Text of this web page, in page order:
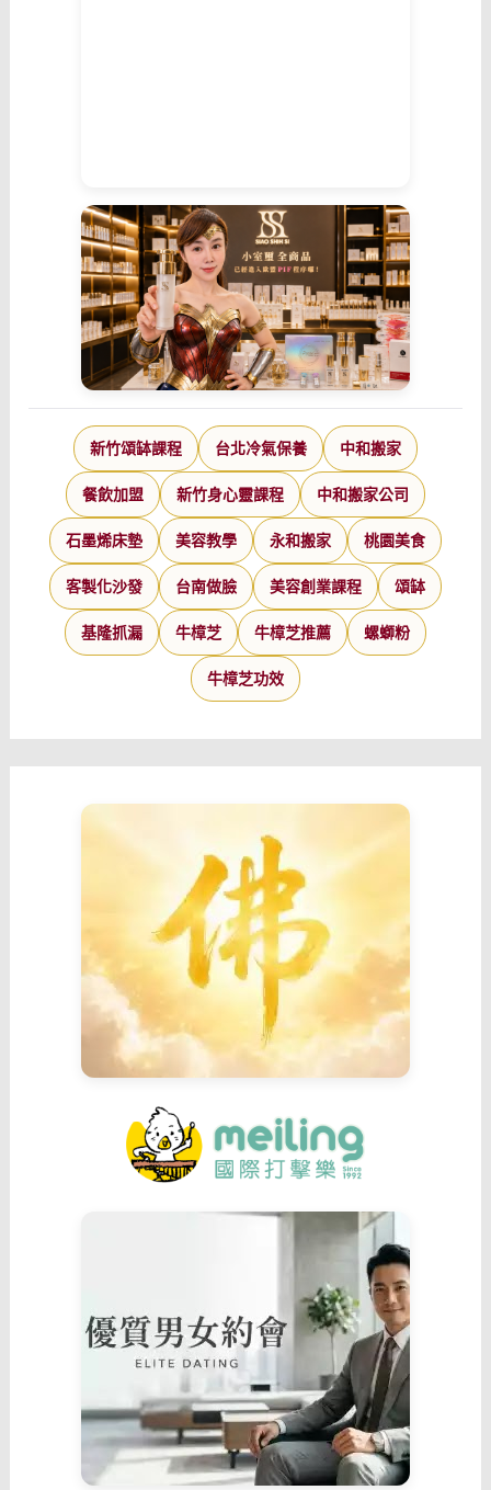
新竹頌缽課程 台北冷氣保養 中和搬家
餐飲加盟 新竹身心靈課程 中和搬家公司
石墨烯床墊 美容教學 永和搬家 桃園美食
客製化沙發 台南做臉 美容創業課程 頌缽
基隆抓漏 牛樟芝 牛樟芝推薦 螺螄粉
牛樟芝功效